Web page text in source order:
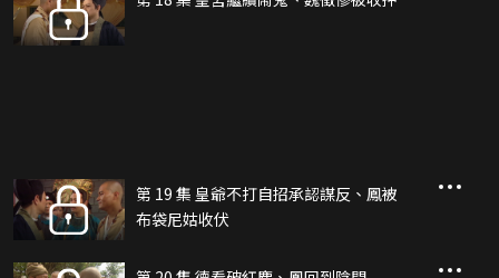
第 19 集 皇爺不打自招承認謀反、鳳被
布袋尼姑收伏